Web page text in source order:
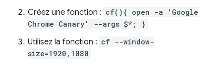
Créez une fonction : cf(){ open -a 'Google
Chrome Canary' --args $*; }
Utilisez la fonction : cf --window-
size=1920,1080